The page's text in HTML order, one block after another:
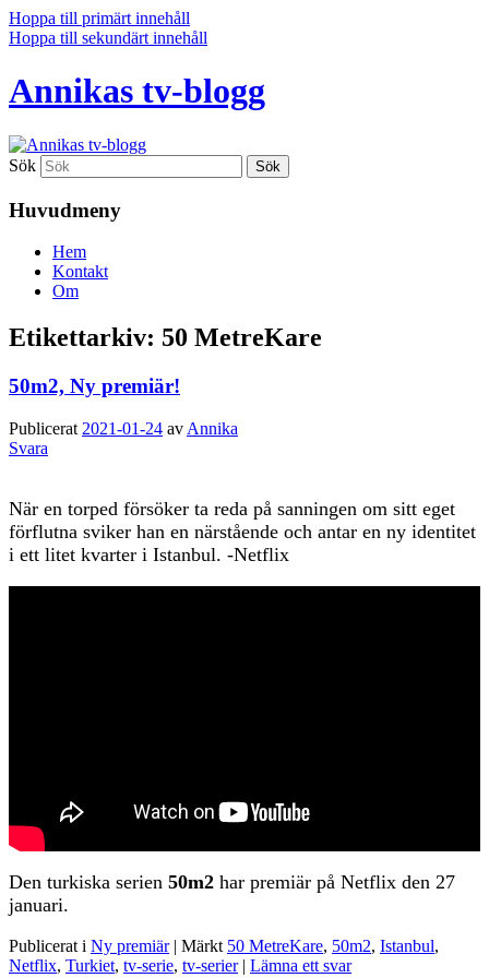
Hoppa till primärt innehåll
Hoppa till sekundärt innehåll
Annikas tv-blogg
Sök
Huvudmeny
Hem
Kontakt
Om
Etikettarkiv: 50 MetreKare
50m2, Ny premiär!
Publicerat 2021-01-24 av Annika
Svara
När en torped försöker ta reda på sanningen om sitt eget
förflutna sviker han en närstående och antar en ny identitet
i ett litet kvarter i Istanbul. -Netflix
Den turkiska serien 50m2 har premiär på Netflix den 27
januari.
Publicerat i Ny premiär | Märkt 50 MetreKare, 50m2, Istanbul,
Netflix, Turkiet, tv-serie, tv-serier | Lämna ett svar